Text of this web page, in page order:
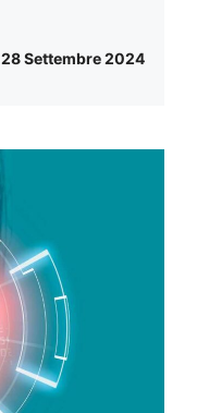
28 Settembre 2024